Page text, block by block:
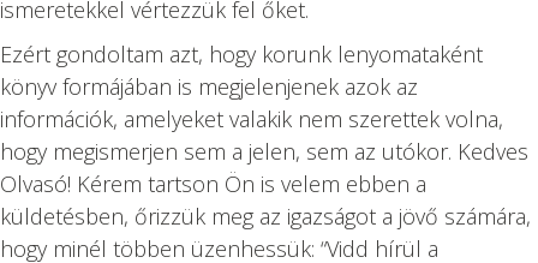
ismeretekkel vértezzük fel őket.
Ezért gondoltam azt, hogy korunk lenyomataként
könyv formájában is megjelenjenek azok az
információk, amelyeket valakik nem szerettek volna,
hogy megismerjen sem a jelen, sem az utókor. Kedves
Olvasó! Kérem tartson Ön is velem ebben a
küldetésben, őrizzük meg az igazságot a jövő számára,
hogy minél többen üzenhessük: “Vidd hírül a